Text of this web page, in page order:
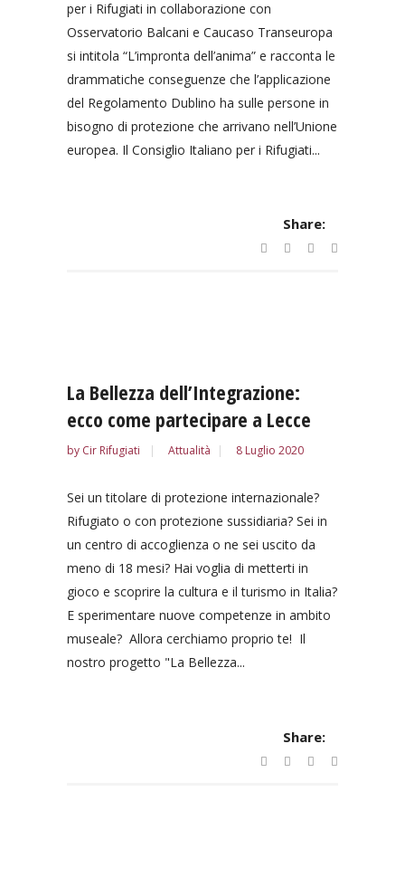
per i Rifugiati in collaborazione con
Osservatorio Balcani e Caucaso Transeuropa
si intitola “L’impronta dell’anima” e racconta le
drammatiche conseguenze che l’applicazione
del Regolamento Dublino ha sulle persone in
bisogno di protezione che arrivano nell’Unione
europea. Il Consiglio Italiano per i Rifugiati...
Share:
La Bellezza dell’Integrazione:
ecco come partecipare a Lecce
by Cir Rifugiati Attualità 8 Luglio 2020
Sei un titolare di protezione internazionale?
Rifugiato o con protezione sussidiaria? Sei in
un centro di accoglienza o ne sei uscito da
meno di 18 mesi? Hai voglia di metterti in
gioco e scoprire la cultura e il turismo in Italia?
E sperimentare nuove competenze in ambito
museale? Allora cerchiamo proprio te! Il
nostro progetto "La Bellezza...
Share: